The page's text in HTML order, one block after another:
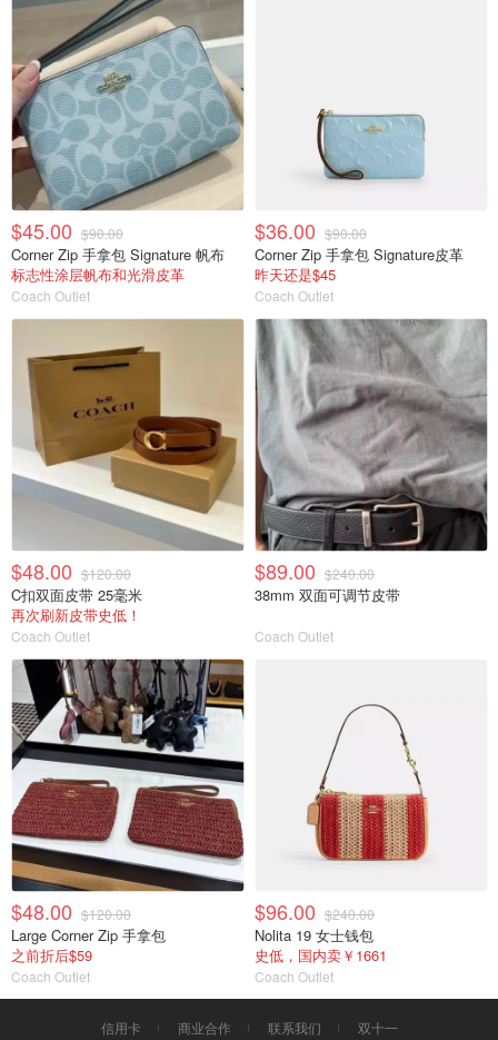
$45.00 $90.00
Corner Zip 手拿包 Signature 帆布
标志性涂层帆布和光滑皮革
Coach Outlet
$36.00 $90.00
Corner Zip 手拿包 Signature皮革
昨天还是$45
Coach Outlet
$48.00 $120.00
C扣双面皮带 25毫米
再次刷新皮带史低！
Coach Outlet
$89.00 $240.00
38mm 双面可调节皮带
Coach Outlet
$48.00 $120.00
Large Corner Zip 手拿包
之前折后$59
Coach Outlet
$96.00 $240.00
Nolita 19 女士钱包
史低，国内卖￥1661
Coach Outlet
信用卡 商业合作 联系我们 双十一